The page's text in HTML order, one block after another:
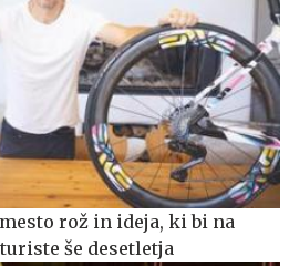
rož in ideja, ki bi na
še desetletja